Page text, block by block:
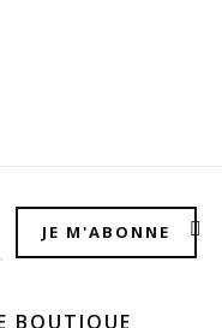
JE M'ABONNE
BOUTIQUE